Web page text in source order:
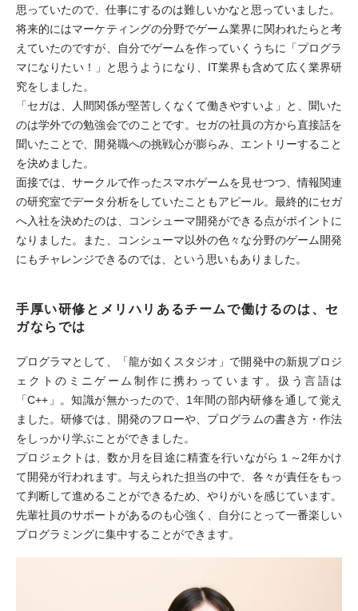
思っていたので、仕事にするのは難しいかなと思っていました。
将来的にはマーケティングの分野でゲーム業界に関われたらと考
えていたのですが、自分でゲームを作っていくうちに「プログラ
マになりたい！」と思うようになり、IT業界も含めて広く業界研
究をしました。
「セガは、人間関係が堅苦しくなくて働きやすいよ」と、聞いた
のは学外での勉強会でのことです。セガの社員の方から直接話を
聞いたことで、開発職への挑戦心が膨らみ、エントリーすること
を決めました。
面接では、サークルで作ったスマホゲームを見せつつ、情報関連
の研究室でデータ分析をしていたこともアピール。最終的にセガ
へ入社を決めたのは、コンシューマ開発ができる点がポイントに
なりました。また、コンシューマ以外の色々な分野のゲーム開発
にもチャレンジできるのでは、という思いもありました。
手厚い研修とメリハリあるチームで働けるのは、セ
ガならでは
プログラマとして、「龍が如くスタジオ」で開発中の新規プロジ
ェクトのミニゲーム制作に携わっています。扱う言語は
「C++」。知識が無かったので、1年間の部内研修を通して覚え
ました。研修では、開発のフローや、プログラムの書き方・作法
をしっかり学ぶことができました。
プロジェクトは、数か月を目途に精査を行いながら１～2年かけ
て開発が行われます。与えられた担当の中で、各々が責任をもっ
て判断して進めることができるため、やりがいを感じています。
先輩社員のサポートがあるのも心強く、自分にとって一番楽しい
プログラミングに集中することができます。